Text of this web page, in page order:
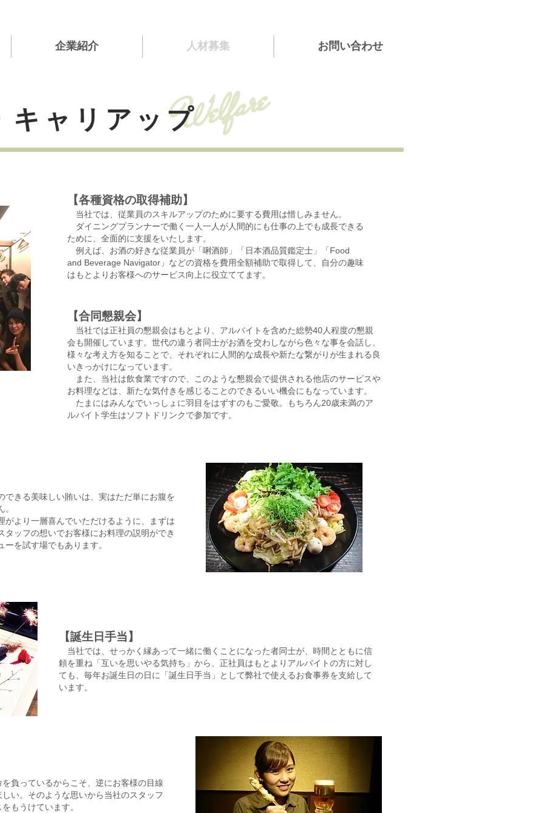
企業紹介 人材募集 お問い合わせ
Welfare
キャリアップ
【各種資格の取得補助】
当社では、従業員のスキルアップのために要する費用は惜しみません。
ダイニングプランナーで働く一人一人が人間的にも仕事の上でも成長できる
ために、全面的に支援をいたします。
例えば、お酒の好きな従業員が「唎酒師」「日本酒品質鑑定士」「Food
and Beverage Navigator」などの資格を費用全額補助で取得して、自分の趣味
はもとよりお客様へのサービス向上に役立ててます。
【合同懇親会】
当社では正社員の懇親会はもとより、アルバイトを含めた総勢40人程度の懇親
会も開催しています。世代の違う者同士がお酒を交わしながら色々な事を会話し、
様々な考え方を知ることで、それぞれに人間的な成長や新たな繋がりが生まれる良
いきっかけになっています。
また、当社は飲食業ですので、このような懇親会で提供される他店のサービスや
お料理などは、新たな気付きを感じることのできるいい機会にもなっています。
たまにはみんなでいっしょに羽目をはずすのもご愛敬。もちろん20歳未満のア
ルバイト学生はソフトドリンクで参加です。
きる美味しい賄いは、実はただ単にお腹を
より一層喜んでいただけるように、まずは
タッフの想いでお客様にお料理の説明ができ
を試す場でもあります。
【誕生日手当】
当社では、せっかく縁あって一緒に働くことになった者同士が、時間とともに信
頼を重ね「互いを思いやる気持ち」から、正社員はもとよりアルバイトの方に対し
ても、毎年お誕生日の日に「誕生日手当」として弊社で使えるお食事券を支給して
います。
負っているからこそ、逆にお客様の目線
い。そのような思いから当社のスタッフ
もうけています。